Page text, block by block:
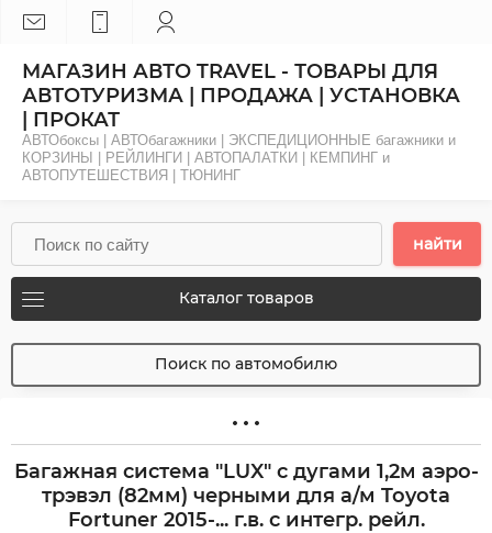
МАГАЗИН АВТО TRAVEL - ТОВАРЫ ДЛЯ
АВТОТУРИЗМА | ПРОДАЖА | УСТАНОВКА
| ПРОКАТ
АВТОбоксы | АВТОбагажники | ЭКСПЕДИЦИОННЫЕ багажники и
КОРЗИНЫ | РЕЙЛИНГИ | АВТОПАЛАТКИ | КЕМПИНГ и
АВТОПУТЕШЕСТВИЯ | ТЮНИНГ
найти
Каталог товаров
Поиск по автомобилю
Багажная система "LUX" с дугами 1,2м аэро-
трэвэл (82мм) черными для а/м Toyota
Fortuner 2015-... г.в. с интегр. рейл.